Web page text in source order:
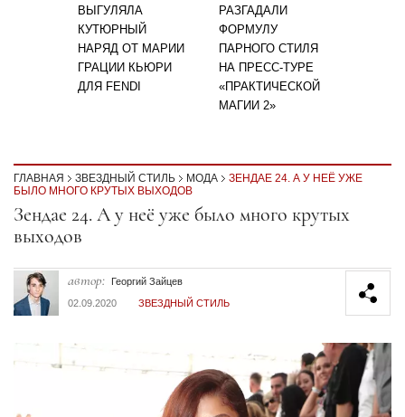
ВЫГУЛЯЛА
КУТЮРНЫЙ
НАРЯД ОТ МАРИИ
ГРАЦИИ КЬЮРИ
ДЛЯ FENDI
РАЗГАДАЛИ
ФОРМУЛУ
ПАРНОГО СТИЛЯ
НА ПРЕСС-ТУРЕ
«ПРАКТИЧЕСКОЙ
МАГИИ 2»
ГЛАВНАЯ ЗВЕЗДНЫЙ СТИЛЬ МОДА
ЗЕНДАЕ 24. А У НЕЁ УЖЕ
БЫЛО МНОГО КРУТЫХ ВЫХОДОВ
Секция статей
Зендае 24. А у неё уже было много крутых
выходов
автор:
Георгий Зайцев
02.09.2020
ЗВЕЗДНЫЙ СТИЛЬ